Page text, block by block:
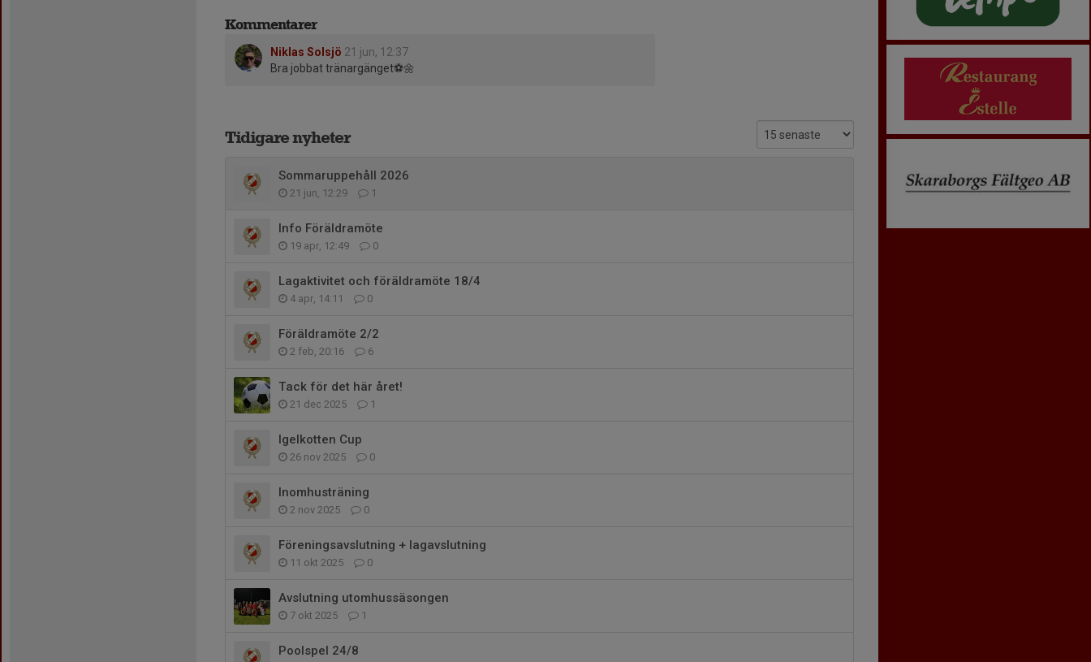
Kommentarer
Niklas Solsjö 21 jun, 12:37
Bra jobbat tränargänget⚽️🌼
Tidigare nyheter
Sommaruppehåll 2026
21 jun, 12:29 1
Info Föräldramöte
19 apr, 12:49 0
Lagaktivitet och föräldramöte 18/4
4 apr, 14:11 0
Föräldramöte 2/2
2 feb, 20:16 6
Tack för det här året!
21 dec 2025 1
Igelkotten Cup
26 nov 2025 0
Inomhusträning
2 nov 2025 0
Föreningsavslutning + lagavslutning
11 okt 2025 0
Avslutning utomhussäsongen
7 okt 2025 1
Poolspel 24/8